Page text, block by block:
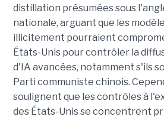
distillation présumées sous
nationale, arguant que les
illicitement pourraient
États-Unis pour contrôler la
d'IA avancées, notamment s'ils
Parti communiste chinois.
soulignent que les contrôles à
des États-Unis se concentrent